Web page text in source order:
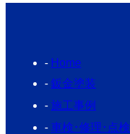
Home
鈑金塗装
施工事例
車検･修理･点検